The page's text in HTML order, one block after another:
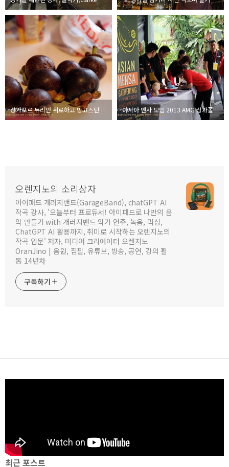
싱가포르 듀리안 뒤로하고 망고스틴으로 만족! 이제 차이나타운으로? - AMG 2013 아시아 멘사 모임 2013 AMG 싱가폴 첫 날 일정 스케치
오렌지노의 소리상자
아이패드 개러지밴드(GarageBand), chatGPT AI
작곡 강사, '오늘부터 프로듀서! 아이패드로 나만의 음
악 만들기 with 개러지밴드 악기 연주, 녹음, 믹싱,
ChatGPT AI 활용까지, 취미로 시작하는 오렌지노의
작곡 입문' 저자, 미디어 크리에이터 오렌지노
OranJino | 음원, 집필, 유튜브, 방송, 공연, 강의 활
동 14년차
구독하기
최근 포스트